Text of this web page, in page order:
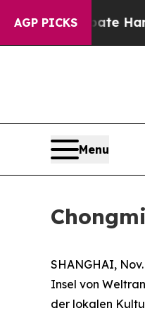
AGP PICKS
to Abate Harms to
Menu
SHANGHAI,
Insel von
der lokalen